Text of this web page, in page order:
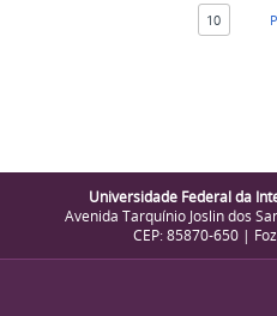
10
Universidade Federal da
Avenida Tarquínio Joslin dos
CEP: 85870-650 |